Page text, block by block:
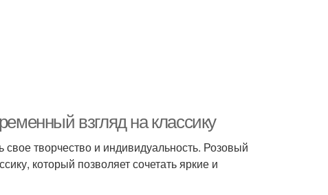
взгляд на классику
творчество и индивидуальность. Розовый
который позволяет сочетать яркие и